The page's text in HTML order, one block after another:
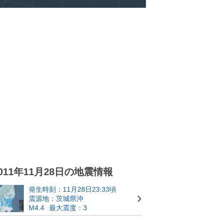
年11月28日の地震情報
発生時刻：11月28日23:33頃
震源地：茨城県沖
M4.4
最大震度：3